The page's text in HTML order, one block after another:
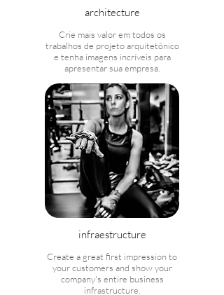
architecture
Crie mais valor em todos os
trabalhos de projeto arquitetônico
e tenha imagens incríveis para
apresentar sua empresa.
infraestructure
Create a great first impression to
your customers and show your
company's entire business
infrastructure.